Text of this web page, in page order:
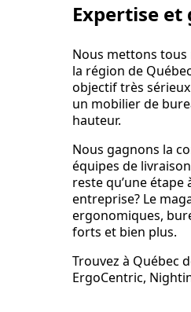
Expertise
Nous mettons
la région de
objectif très
un mobilier de
hauteur.
Nous gagnons la
équipes de
reste qu’une
entreprise? Le
ergonomiques,
forts et bien plus.
Trouvez à Québec
ErgoCentric,